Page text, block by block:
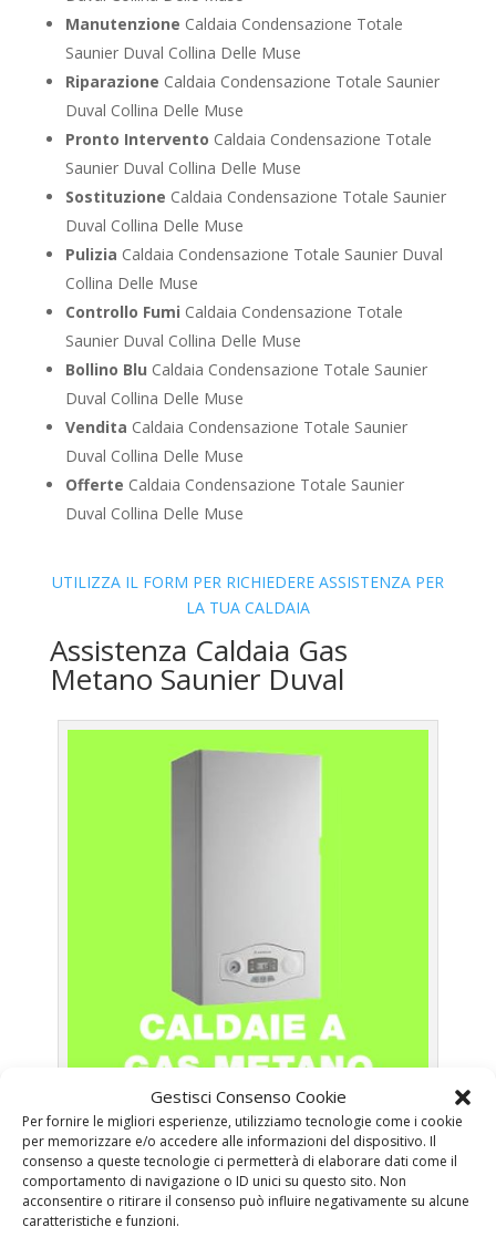
Gestisci Consenso Cookie
Per fornire le migliori esperienze, utilizziamo tecnologie come i cookie
per memorizzare e/o accedere alle informazioni del dispositivo. Il
consenso a queste tecnologie ci permetterà di elaborare dati come il
comportamento di navigazione o ID unici su questo sito. Non
acconsentire o ritirare il consenso può influire negativamente su alcune
caratteristiche e funzioni.
Manutenzione Caldaia Condensazione Totale
Saunier Duval Collina Delle Muse
Riparazione Caldaia Condensazione Totale Saunier
Duval Collina Delle Muse
Pronto Intervento Caldaia Condensazione Totale
Saunier Duval Collina Delle Muse
Sostituzione Caldaia Condensazione Totale Saunier
Duval Collina Delle Muse
Pulizia Caldaia Condensazione Totale Saunier Duval
Collina Delle Muse
Controllo Fumi Caldaia Condensazione Totale
Saunier Duval Collina Delle Muse
Bollino Blu Caldaia Condensazione Totale Saunier
Duval Collina Delle Muse
Vendita Caldaia Condensazione Totale Saunier
Duval Collina Delle Muse
Offerte Caldaia Condensazione Totale Saunier
Duval Collina Delle Muse
UTILIZZA IL FORM PER RICHIEDERE ASSISTENZA PER
LA TUA CALDAIA
Assistenza Caldaia Gas
Metano Saunier Duval
Gas Metano Roma
Prima AccensioneCaldaia Gas Metano Saunier
Duval Collina Delle Muse